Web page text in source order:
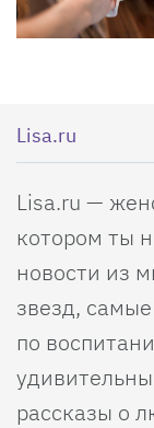
Lisa.ru
Lisa.ru —
котором ты
новости из
звезд,
по
рассказы о